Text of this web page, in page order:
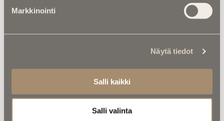
Markkinointi
Näytä tiedot
Salli kaikki
Salli valinta
”Äiti säilytti nuoruutensa
Heikki Kuulasmaa antoi
Niskaselle –
Ensimmäisestä
työpaikasta tuli
elämäntyön mittainen